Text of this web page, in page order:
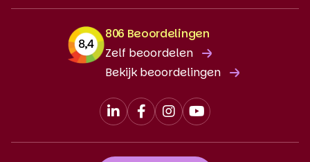
806 Beoordelingen
Zelf beoordelen
Bekijk beoordelingen